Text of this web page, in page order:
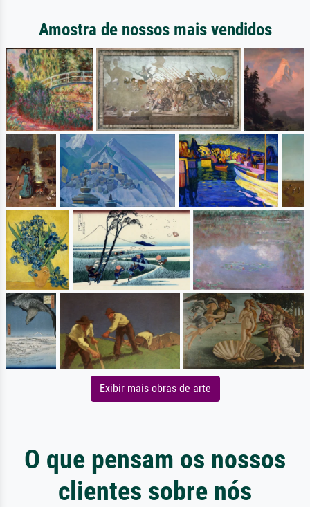
Amostra de nossos mais vendidos
Exibir mais obras de arte
O que pensam os nossos
clientes sobre nós